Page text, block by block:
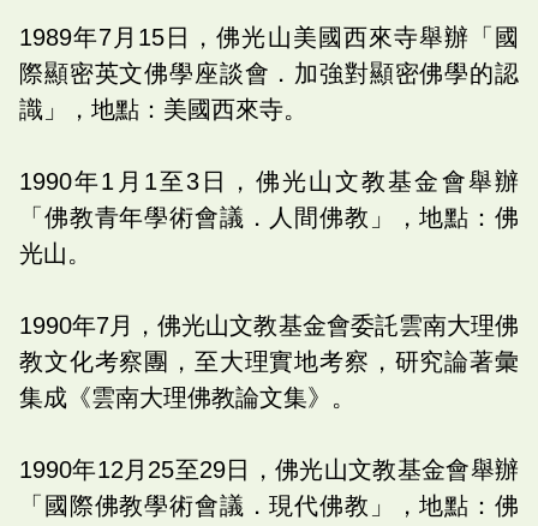
1989年7月15日，佛光山美國西來寺舉辦「國
際顯密英文佛學座談會．加強對顯密佛學的認
識」，地點：美國西來寺。
1990年1月1至3日，佛光山文教基金會舉辦
「佛教青年學術會議．人間佛教」，地點：佛
光山。
1990年7月，佛光山文教基金會委託雲南大理佛
教文化考察團，至大理實地考察，研究論著彙
集成《雲南大理佛教論文集》。
1990年12月25至29日，佛光山文教基金會舉辦
「國際佛教學術會議．現代佛教」，地點：佛